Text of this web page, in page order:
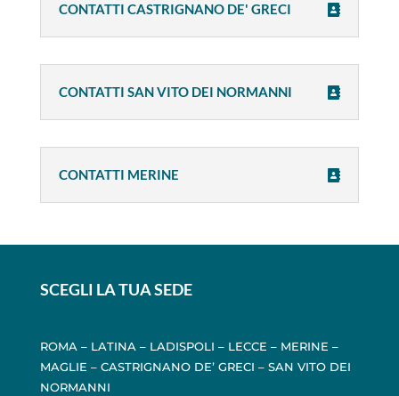
CONTATTI CASTRIGNANO DE' GRECI
CONTATTI SAN VITO DEI NORMANNI
CONTATTI MERINE
SCEGLI LA TUA SEDE
ROMA– LATINA– LADISPOLI – LECCE – MERINE –
MAGLIE – CASTRIGNANO DE’ GRECI – SAN VITO DEI
NORMANNI